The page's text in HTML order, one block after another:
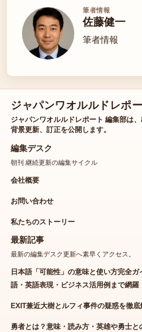
筆者情報
佐藤健一
筆者情報
ジャパンワオルルドレポ
ジャパンワオルルドレポート 編集部は
背景更新、訂正を公開します。
編集デスク
朝刊 継続更新の編集サイクル
会社概要
お問い合わせ
私たちのストーリー
最新記事
最新の編集デスク更新へ素早くアクセス。
日本語「可能性」の意味と使い方完全
語・英語表現・ビジネス活用例まで網羅
EXIT兼近大樹とルフィ事件の疑惑を徹底
勇者とは？意味・読み方・英雄や勇士